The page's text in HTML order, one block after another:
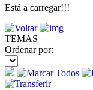
Está a carregar!!!
TEMAS
Ordenar por: